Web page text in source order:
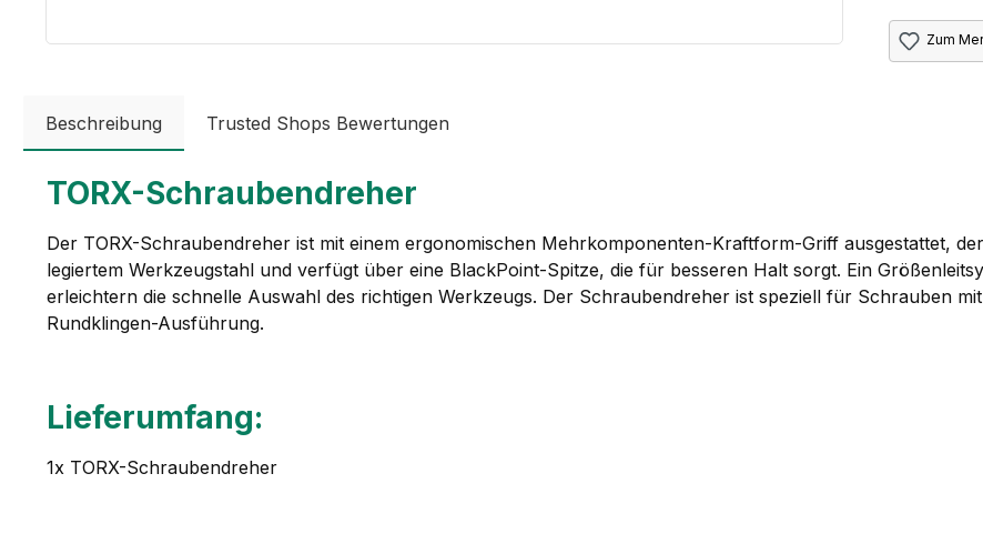
Zum
Beschreibung Trusted Shops Bewertungen
TORX-Schraubendreher
Der TORX-Schraubendreher ist mit einem ergonomischen Mehrkomponenten-Kraftform-Griff ausgestattet,
legiertem Werkzeugstahl und verfügt über eine BlackPoint-Spitze, die für besseren Halt sorgt. Ein
erleichtern die schnelle Auswahl des richtigen Werkzeugs. Der Schraubendreher ist speziell für Schrauben
Rundklingen-Ausführung.
Lieferumfang:
1x TORX-Schraubendreher